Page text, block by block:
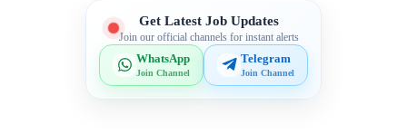
Get Latest Job Updates
Join our official channels for instant alerts
WhatsApp
Join Channel
Telegram
Join Channel